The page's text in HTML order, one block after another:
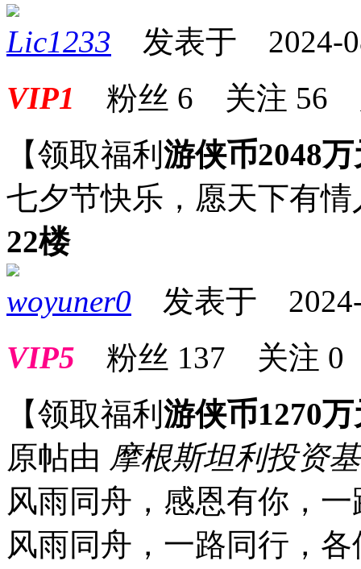
Lic1233 发表于 2024-
VIP1 粉丝 6 关注 56
【领取福利 游侠币2048
七夕节快乐，愿天下有
22楼
woyuner0 发表于 2024-
VIP5 粉丝 137 关注 0
【领取福利 游侠币1270
原帖由 摩根斯坦利投资
风雨同舟，感恩有你，
风雨同舟，一路同行，